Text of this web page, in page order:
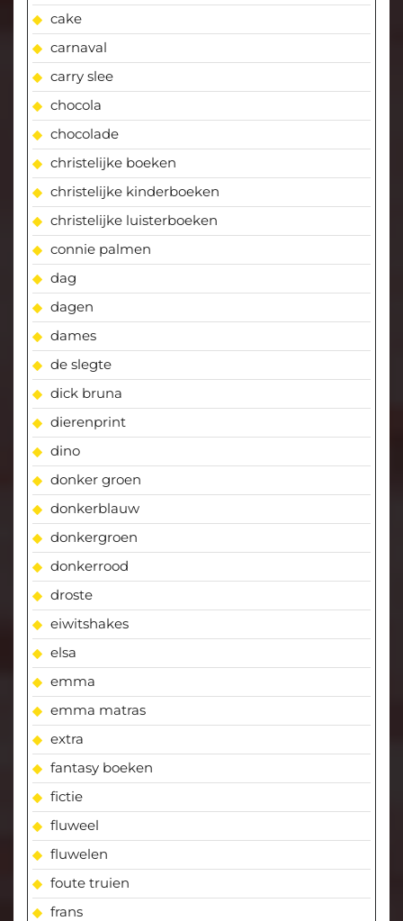
cake
carnaval
carry slee
chocola
chocolade
christelijke boeken
christelijke kinderboeken
christelijke luisterboeken
connie palmen
dag
dagen
dames
de slegte
dick bruna
dierenprint
dino
donker groen
donkerblauw
donkergroen
donkerrood
droste
eiwitshakes
elsa
emma
emma matras
extra
fantasy boeken
fictie
fluweel
fluwelen
foute truien
frans